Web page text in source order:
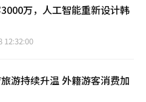
万，人工智能重新设计韩
12:32:00
游持续升温 外籍游客消费加